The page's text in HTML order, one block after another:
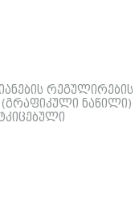
რეგულირების
ნაწილი)